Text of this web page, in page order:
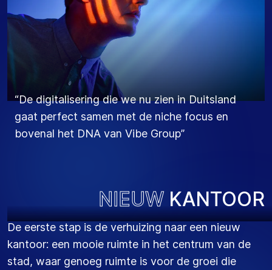
“De digitalisering die we nu zien in Duitsland
gaat perfect samen met de niche focus en
bovenal het DNA van Vibe Group”
“Het fundament staat binnen Vibe Group: nu is
het tijd voor een frisse wind door Vibe Group
Duitsland.”
NIEUWKANTOOR
De eerste stap is de verhuizing naar een nieuw
kantoor: een mooie ruimte in het centrum van de
stad, waar genoeg ruimte is voor de groei die